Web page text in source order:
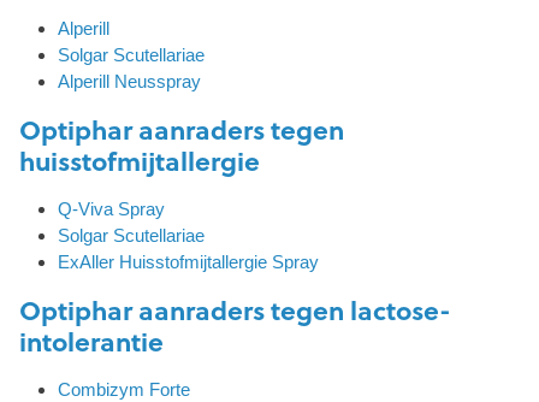
Alperill
Solgar Scutellariae
Alperill Neusspray
Optiphar aanraders tegen
huisstofmijtallergie
Q-Viva Spray
Solgar Scutellariae
ExAller Huisstofmijtallergie Spray
Optiphar aanraders tegen lactose-
intolerantie
Combizym Forte